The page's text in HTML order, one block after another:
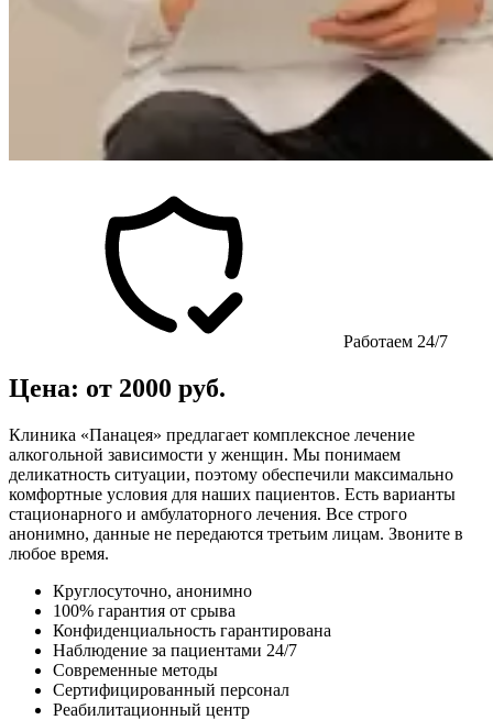
Работаем 24/7
Цена: от 2000 руб.
Клиника «Панацея» предлагает комплексное лечение
алкогольной зависимости у женщин. Мы понимаем
деликатность ситуации, поэтому обеспечили максимально
комфортные условия для наших пациентов. Есть варианты
стационарного и амбулаторного лечения. Все строго
анонимно, данные не передаются третьим лицам. Звоните в
любое время.
Круглосуточно, анонимно
100% гарантия от срыва
Конфиденциальность гарантирована
Наблюдение за пациентами 24/7
Современные методы
Сертифицированный персонал
Реабилитационный центр